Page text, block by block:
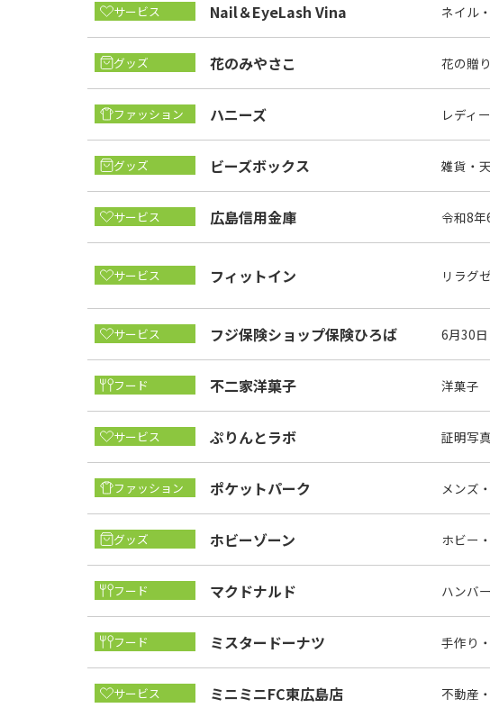
サービス Nail＆EyeLash Vina ネイル
グッズ 花のみやさこ 花の贈
ファッション ハニーズ レディ
グッズ ビーズボックス 雑貨・
サービス 広島信用金庫 令和8
サービス フィットイン リラグ
サービス フジ保険ショップ保険ひろば 6月30
フード 不二家洋菓子 洋菓子
サービス ぷりんとラボ 証明写
ファッション ポケットパーク メンズ
グッズ ホビーゾーン ホビー
フード マクドナルド ハンバ
フード ミスタードーナツ 手作り
サービス ミニミニFC東広島店 不動産